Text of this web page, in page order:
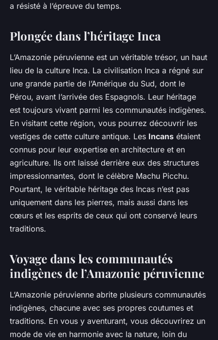
a résisté à l’épreuve du temps.
Plongée dans l’héritage Inca
L’Amazonie péruvienne est un véritable trésor, un haut
lieu de la culture Inca. La civilisation Inca a régné sur
une grande partie de l’Amérique du Sud, dont le
Pérou, avant l’arrivée des Espagnols. Leur héritage
est toujours vivant parmi les communautés indigènes.
En visitant cette région, vous pourrez découvrir les
vestiges de cette culture antique. Les Incans étaient
connus pour leur expertise en architecture et en
agriculture. Ils ont laissé derrière eux des structures
impressionnantes, dont le célèbre Machu Picchu.
Pourtant, le véritable héritage des Incas n’est pas
uniquement dans les pierres, mais aussi dans les
cœurs et les esprits de ceux qui ont conservé leurs
traditions.
Voyage dans les communautés
indigènes de l’Amazonie péruvienne
L’Amazonie péruvienne abrite plusieurs communautés
indigènes, chacune avec ses propres coutumes et
traditions. En vous y aventurant, vous découvrirez un
mode de vie en harmonie avec la nature, loin du